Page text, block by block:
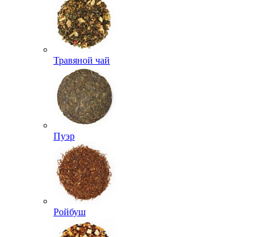
Травяной чай
Пуэр
Ройбуш